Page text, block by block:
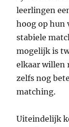
leerlingen
hoog op hun
stabiele
mogelijk is
elkaar willen
zelfs nog
matching.
Uiteindelijk